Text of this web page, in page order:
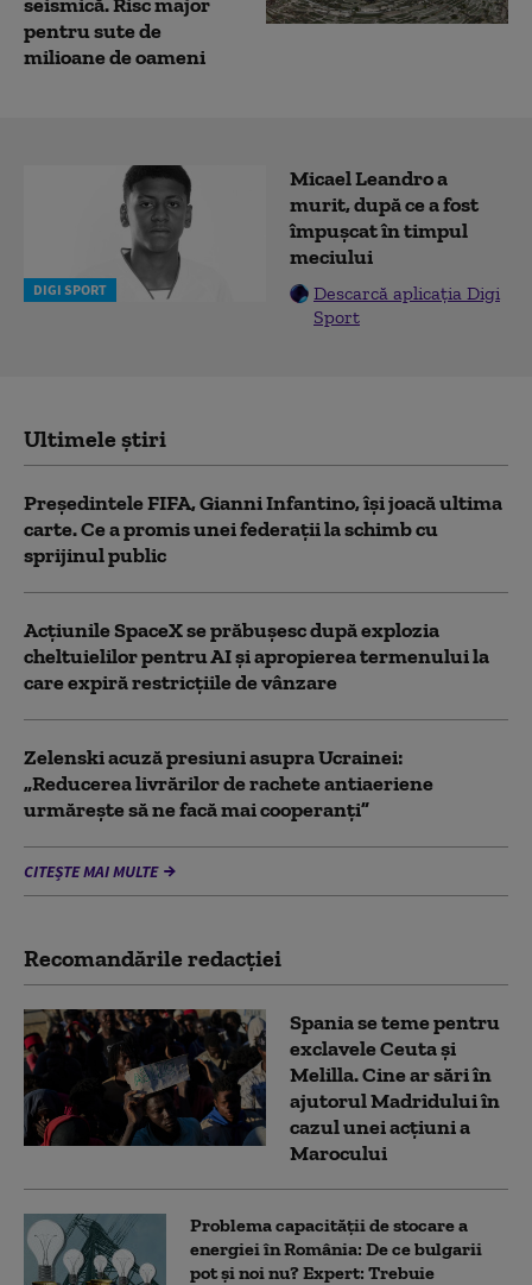
pentru sute de
milioane de oameni
DIGI SPORT
Micael Leandro a
murit, după ce a fost
împușcat în timpul
meciului
Descarcă aplicația Digi
Sport
Ultimele știri
Președintele FIFA, Gianni Infantino, îşi joacă ultima
carte. Ce a promis unei federații la schimb cu
sprijinul public
Acţiunile SpaceX se prăbuşesc după explozia
cheltuielilor pentru AI şi apropierea termenului la
care expiră restricţiile de vânzare
Zelenski acuză presiuni asupra Ucrainei:
„Reducerea livrărilor de rachete antiaeriene
urmărește să ne facă mai cooperanți”
CITEȘTE MAI MULTE
Recomandările redacţiei
Spania se teme pentru
exclavele Ceuta și
Melilla. Cine ar sări în
ajutorul Madridului în
cazul unei acțiuni a
Marocului
Problema capacității de stocare a
energiei în România: De ce bulgarii
pot și noi nu? Expert: Trebuie